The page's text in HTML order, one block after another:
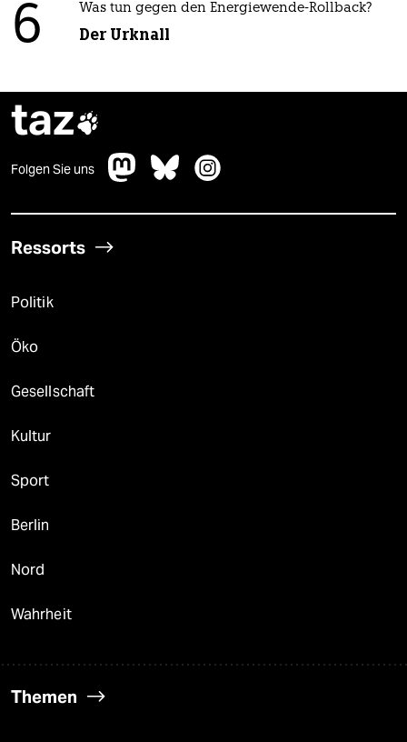
6 Was tun gegen den Energiewende-Rollback?
Der Urknall
taz
Folgen Sie uns
Ressorts
Politik
Öko
Gesellschaft
Kultur
Sport
Berlin
Nord
Wahrheit
Themen